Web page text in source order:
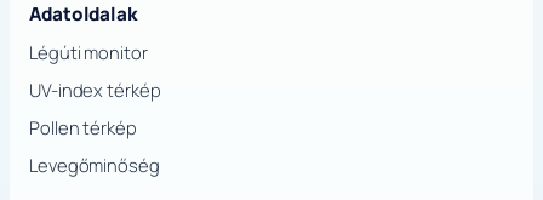
Adatoldalak
Légúti monitor
UV-index térkép
Pollen térkép
Levegőminőség